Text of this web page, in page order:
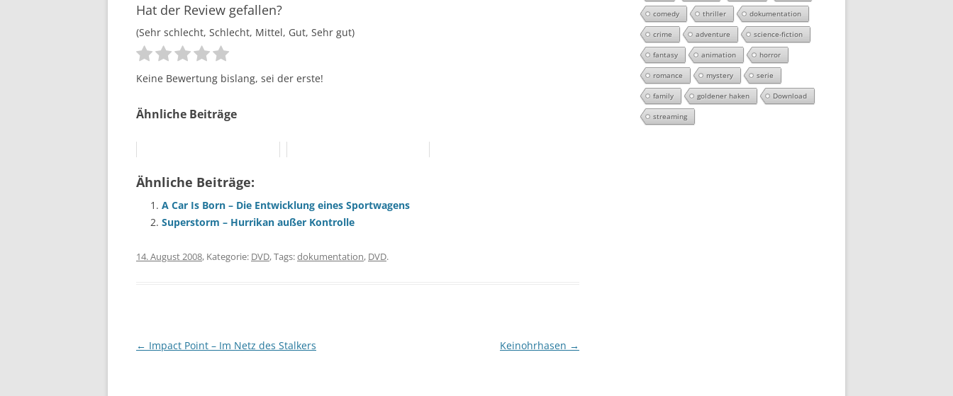
Hat der Review gefallen?
(Sehr schlecht, Schlecht, Mittel, Gut, Sehr gut)
Keine Bewertung bislang, sei der erste!
Ähnliche Beiträge
Ähnliche Beiträge:
A Car Is Born – Die Entwicklung eines Sportwagens
Superstorm – Hurrikan außer Kontrolle
14. August 2008, Kategorie: DVD, Tags:dokumentation, DVD.
Beitragsnavigation
← Impact Point – Im Netz des Stalkers Keinohrhasen →
comedy thriller dokumentation
crime adventure science-fiction
fantasy animation horror
romance mystery serie
family goldener haken Download
streaming